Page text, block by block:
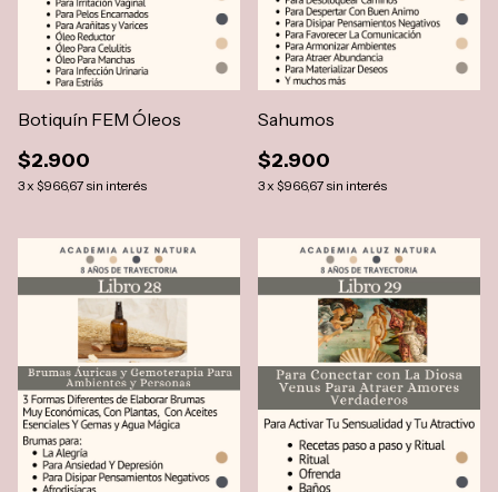
Botiquín FEM Óleos
$2.900
3 x $966,67sin interés
Sahumos
$2.900
3 x $966,67sin interés